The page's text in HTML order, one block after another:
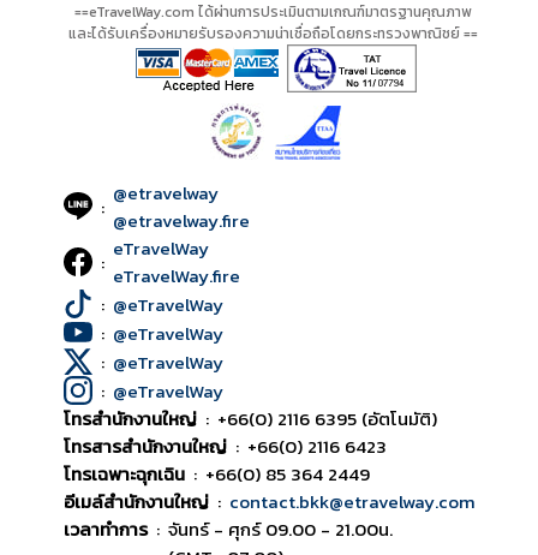
==eTravelWay.com ได้ผ่านการประเมินตามเกณฑ์มาตรฐานคุณภาพ
และได้รับเครื่องหมายรับรองความน่าเชื่อถือโดยกระทรวงพาณิชย์ ==
: @etravelway
@etravelway.fire
: eTravelWay
eTravelWay.fire
: @eTravelWay
: @eTravelWay
: @eTravelWay
: @eTravelWay
โทรสำนักงานใหญ่ : +66(0) 2116 6395 (อัตโนมัติ)
โทรสารสำนักงานใหญ่ : +66(0) 2116 6423
โทรเฉพาะฉุกเฉิน : +66(0) 85 364 2449
อีเมล์สำนักงานใหญ่ : contact.bkk@etravelway.com
เวลาทำการ : จันทร์ - ศุกร์ 09.00 - 21.00น.